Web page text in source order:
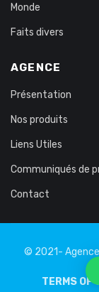
Monde
Faits divers
AGENCE
Présentation
Nos produits
Liens Utiles
Communiqués de
Contact
© 2021-
TERMS OF